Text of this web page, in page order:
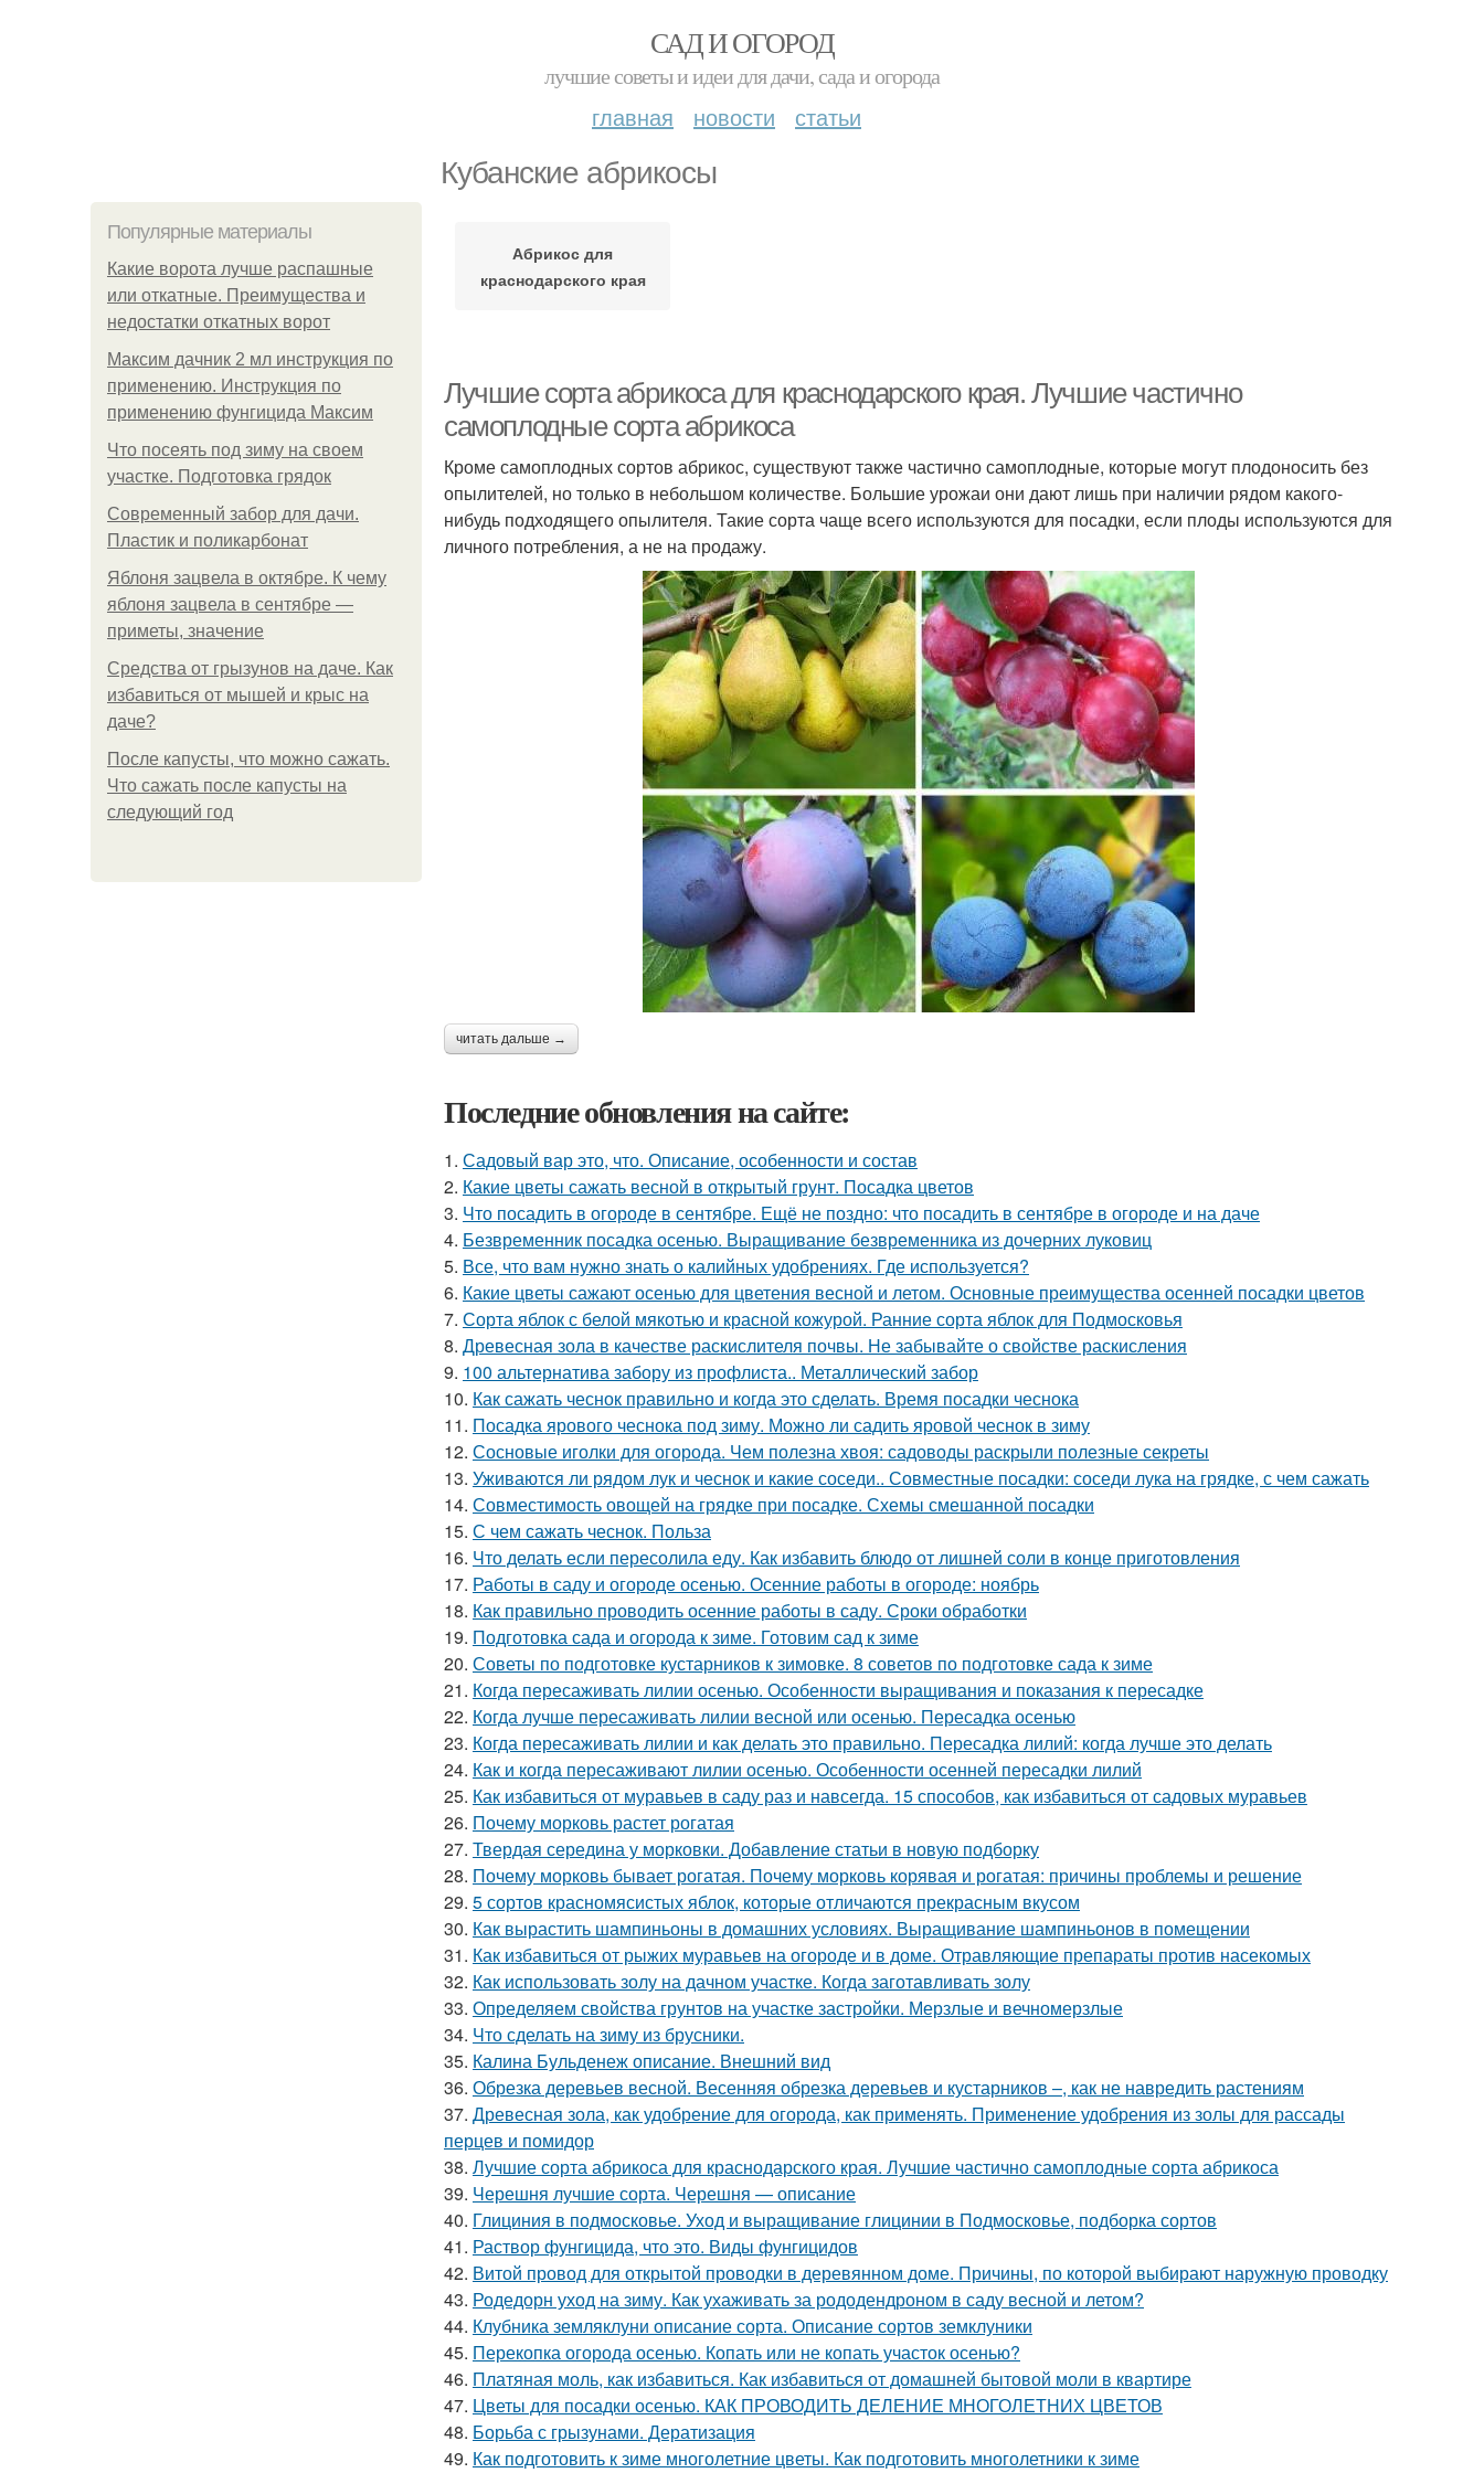
САД И ОГОРОД
лучшие советы и идеи для дачи, сада и огорода
главная новости статьи
Кубанские абрикосы
Популярные материалы
Какие ворота лучше распашные
или откатные. Преимущества и
недостатки откатных ворот
Максим дачник 2 мл инструкция по
применению. Инструкция по
применению фунгицида Максим
Что посеять под зиму на своем
участке. Подготовка грядок
Современный забор для дачи.
Пластик и поликарбонат
Яблоня зацвела в октябре. К чему
яблоня зацвела в сентябре —
приметы, значение
Средства от грызунов на даче. Как
избавиться от мышей и крыс на
даче?
После капусты, что можно сажать.
Что сажать после капусты на
следующий год
Абрикос для
краснодарского края
Лучшие сорта абрикоса для краснодарского края. Лучшие частично
самоплодные сорта абрикоса
Кроме самоплодных сортов абрикос, существуют также частично самоплодные, которые могут плодоносить без
опылителей, но только в небольшом количестве. Большие урожаи они дают лишь при наличии рядом какого-
нибудь подходящего опылителя. Такие сорта чаще всего используются для посадки, если плоды используются для
личного потребления, а не на продажу.
читать дальше →
Последние обновления на сайте:
1. Садовый вар это, что. Описание, особенности и состав
2. Какие цветы сажать весной в открытый грунт. Посадка цветов
3. Что посадить в огороде в сентябре. Ещё не поздно: что посадить в сентябре в огороде и на даче
4. Безвременник посадка осенью. Выращивание безвременника из дочерних луковиц
5. Все, что вам нужно знать о калийных удобрениях. Где используется?
6. Какие цветы сажают осенью для цветения весной и летом. Основные преимущества осенней посадки цветов
7. Сорта яблок с белой мякотью и красной кожурой. Ранние сорта яблок для Подмосковья
8. Древесная зола в качестве раскислителя почвы. Не забывайте о свойстве раскисления
9. 100 альтернатива забору из профлиста.. Металлический забор
10. Как сажать чеснок правильно и когда это сделать. Время посадки чеснока
11. Посадка ярового чеснока под зиму. Можно ли садить яровой чеснок в зиму
12. Сосновые иголки для огорода. Чем полезна хвоя: садоводы раскрыли полезные секреты
13. Уживаются ли рядом лук и чеснок и какие соседи.. Совместные посадки: соседи лука на грядке, с чем сажать
14. Совместимость овощей на грядке при посадке. Схемы смешанной посадки
15. С чем сажать чеснок. Польза
16. Что делать если пересолила еду. Как избавить блюдо от лишней соли в конце приготовления
17. Работы в саду и огороде осенью. Осенние работы в огороде: ноябрь
18. Как правильно проводить осенние работы в саду. Сроки обработки
19. Подготовка сада и огорода к зиме. Готовим сад к зиме
20. Советы по подготовке кустарников к зимовке. 8 советов по подготовке сада к зиме
21. Когда пересаживать лилии осенью. Особенности выращивания и показания к пересадке
22. Когда лучше пересаживать лилии весной или осенью. Пересадка осенью
23. Когда пересаживать лилии и как делать это правильно. Пересадка лилий: когда лучше это делать
24. Как и когда пересаживают лилии осенью. Особенности осенней пересадки лилий
25. Как избавиться от муравьев в саду раз и навсегда. 15 способов, как избавиться от садовых муравьев
26. Почему морковь растет рогатая
27. Твердая середина у морковки. Добавление статьи в новую подборку
28. Почему морковь бывает рогатая. Почему морковь корявая и рогатая: причины проблемы и решение
29. 5 сортов красномясистых яблок, которые отличаются прекрасным вкусом
30. Как вырастить шампиньоны в домашних условиях. Выращивание шампиньонов в помещении
31. Как избавиться от рыжих муравьев на огороде и в доме. Отравляющие препараты против насекомых
32. Как использовать золу на дачном участке. Когда заготавливать золу
33. Определяем свойства грунтов на участке застройки. Мерзлые и вечномерзлые
34. Что сделать на зиму из брусники.
35. Калина Бульденеж описание. Внешний вид
36. Обрезка деревьев весной. Весенняя обрезка деревьев и кустарников –, как не навредить растениям
37. Древесная зола, как удобрение для огорода, как применять. Применение удобрения из золы для рассады
перцев и помидор
38. Лучшие сорта абрикоса для краснодарского края. Лучшие частично самоплодные сорта абрикоса
39. Черешня лучшие сорта. Черешня — описание
40. Глициния в подмосковье. Уход и выращивание глицинии в Подмосковье, подборка сортов
41. Раствор фунгицида, что это. Виды фунгицидов
42. Витой провод для открытой проводки в деревянном доме. Причины, по которой выбирают наружную проводку
43. Родедорн уход на зиму. Как ухаживать за рододендроном в саду весной и летом?
44. Клубника земляклуни описание сорта. Описание сортов земклуники
45. Перекопка огорода осенью. Копать или не копать участок осенью?
46. Платяная моль, как избавиться. Как избавиться от домашней бытовой моли в квартире
47. Цветы для посадки осенью. КАК ПРОВОДИТЬ ДЕЛЕНИЕ МНОГОЛЕТНИХ ЦВЕТОВ
48. Борьба с грызунами. Дератизация
49. Как подготовить к зиме многолетние цветы. Как подготовить многолетники к зиме